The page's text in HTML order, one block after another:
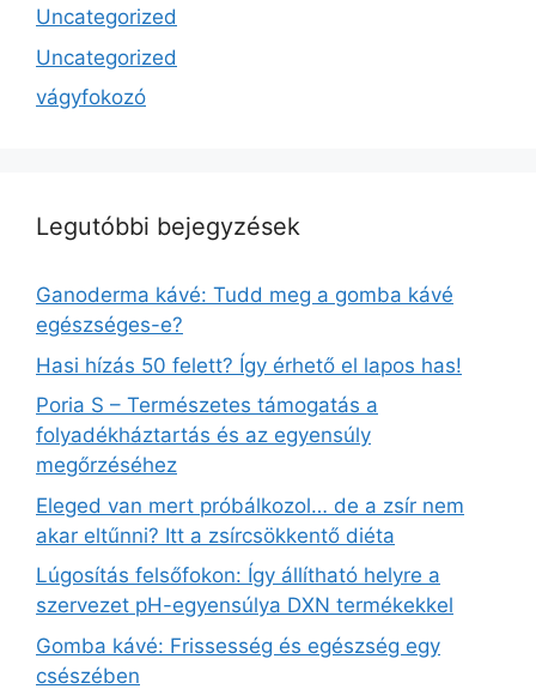
Uncategorized
Uncategorized
vágyfokozó
Legutóbbi bejegyzések
Ganoderma kávé: Tudd meg a gomba kávé
egészséges-e?
Hasi hízás 50 felett? Így érhető el lapos has!
Poria S – Természetes támogatás a
folyadékháztartás és az egyensúly
megőrzéséhez
Eleged van mert próbálkozol… de a zsír nem
akar eltűnni? Itt a zsírcsökkentő diéta
Lúgosítás felsőfokon: Így állítható helyre a
szervezet pH-egyensúlya DXN termékekkel
Gomba kávé: Frissesség és egészség egy
csészében